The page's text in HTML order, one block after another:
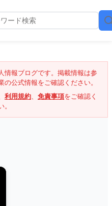
情報ブログです。掲載情報は参
公式情報をご確認ください。
利用規約、 免責事項をご確認く
。